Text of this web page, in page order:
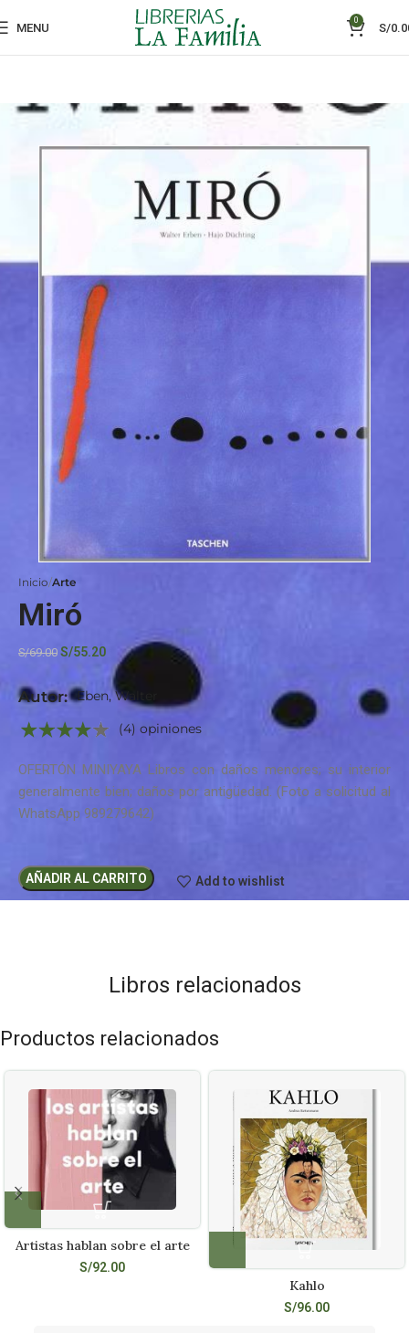
MENU
0
S/
Inicio Arte
Miró
S/69.00 S/55.20
Autor: Eben, Walter
(4) opiniones
OFERTÓN MINIYAYA Libros con daños menores; su interior
generalmente bien; daños por antigüedad. (Foto a solicitud al
WhatsApp 989279642)
AÑADIR AL CARRITO Add to wishlist
Libros relacionados
Productos relacionados
Artistas hablan sobre el arte
S/92.00
Kahlo
S/96.00